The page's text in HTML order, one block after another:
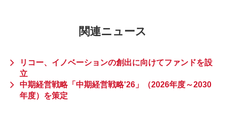
関連ニュース
リコー、イノベーションの創出に向けてファンドを設
立
中期経営戦略「中期経営戦略'26」（2026年度～2030
年度）を策定